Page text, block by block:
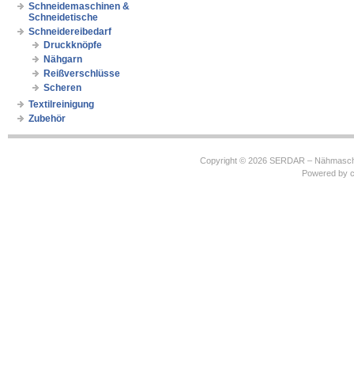
Schneidemaschinen &
Schneidetische
Schneidereibedarf
Druckknöpfe
Nähgarn
Reißverschlüsse
Scheren
Textilreinigung
Zubehör
Copyright © 2026 SERDAR –
Powered by